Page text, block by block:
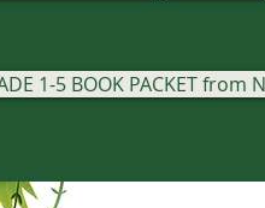
1-5 BOOK PACKET from